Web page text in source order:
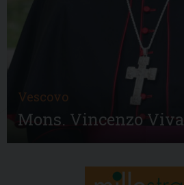
Vescovo
Mons. Vincenzo Viva